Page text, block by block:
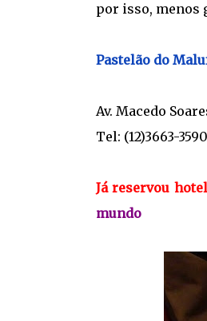
por isso, menos
Pastelão do
Av. Macedo
Tel: (12)3663-
Já reservou
mundo